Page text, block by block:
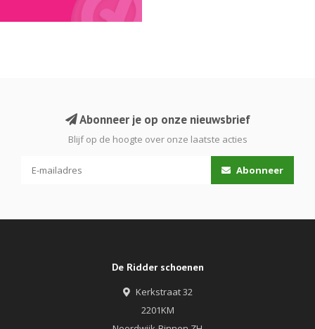
Abonneer je op onze nieuwsbrief
Blijf op de hoogte over onze laatste acties
Abonneer
De Ridder schoenen
Kerkstraat 32
2201KM